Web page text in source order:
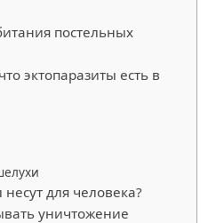
постельных
эктопаразиты есть в
для человека?
уничтожение